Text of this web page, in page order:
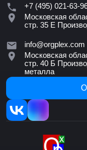
+7 (495) 021-63-
Московская
стр. 35 Е
info@orgplex.com
Московская
стр. 40 Б
металла